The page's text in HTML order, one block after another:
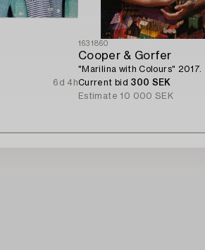
6d 4h
1631860
Cooper & Gorfer
"Marilina with Colours" 2017.
Current bid 300 SEK
Estimate 10 000 SEK